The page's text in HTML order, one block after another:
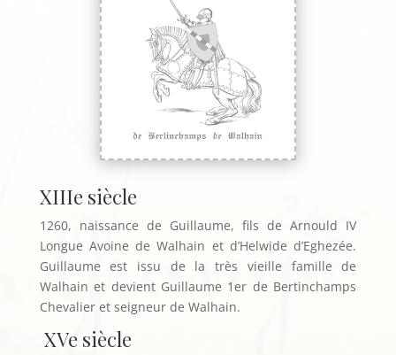
XIIIe siècle
1260, naissance de Guillaume, fils de Arnould IV
Longue Avoine de Walhain et d’Helwide d’Eghezée.
Guillaume est issu de la très vieille famille de
Walhain et devient Guillaume 1er de Bertinchamps
Chevalier et seigneur de Walhain.
XVe siècle